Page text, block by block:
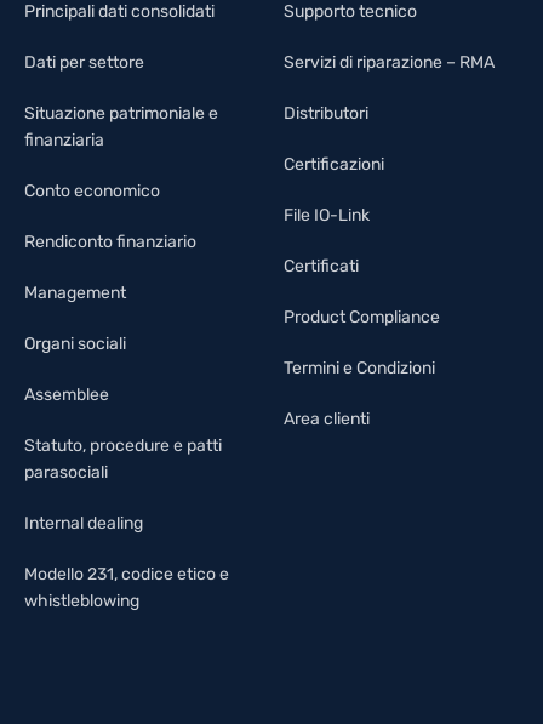
Principali dati consolidati
Dati per settore
Situazione patrimoniale e
finanziaria
Conto economico
Rendiconto finanziario
Management
Organi sociali
Assemblee
Statuto, procedure e patti
parasociali
Internal dealing
Modello 231, codice etico e
whistleblowing
Supporto tecnico
Servizi di riparazione – RMA
Distributori
Certificazioni
File IO-Link
Certificati
Product Compliance
Termini e Condizioni
Area clienti